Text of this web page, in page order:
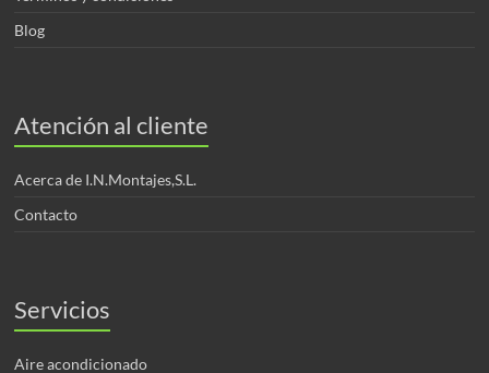
Blog
Atención al cliente
Acerca de I.N.Montajes,S.L.
Contacto
Servicios
Aire acondicionado